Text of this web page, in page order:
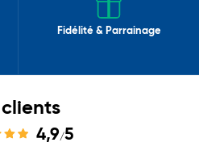
Fidélité & Parrainage
4,9/5